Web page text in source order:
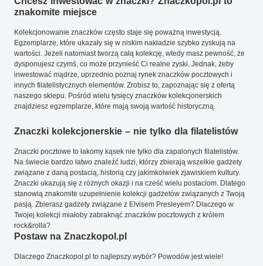
znakomite miejsce
Kolekcjonowanie znaczków często staje się poważną inwestycją.
Egzemplarze, które ukazały się w niskim nakładzie szybko zyskują na
wartości. Jeżeli natomiast tworzą całą kolekcję, wtedy masz pewność, że
dysponujesz czymś, co może przynieść Ci realne zyski. Jednak, żeby
inwestować mądrze, uprzednio poznaj rynek znaczków pocztowych i
innych filatelistycznych elementów. Zrobisz to, zapoznając się z ofertą
naszego sklepu. Pośród wielu tysięcy znaczków kolekcjonerskich
znajdziesz egzemplarze, które mają swoją wartość historyczną.
Znaczki kolekcjonerskie – nie tylko dla filatelistów
Znaczki pocztowe to łakomy kąsek nie tylko dla zapalonych filatelistów.
Na świecie bardzo łatwo znaleźć ludzi, którzy zbierają wszelkie gadżety
związane z daną postacią, historią czy jakimkolwiek zjawiskiem kultury.
Znaczki ukazują się z różnych okazji i na cześć wielu postaciom. Dlatego
stanowią znakomite uzupełnienie kolekcji gadżetów związanych z Twoją
pasją. Zbierasz gadżety związane z Elvisem Presleyem? Dlaczego w
Twojej kolekcji miałoby zabraknąć znaczków pocztowych z królem
rock&rolla?
Postaw na Znaczkopol.pl
Dlaczego Znaczkopol.pl to najlepszy wybór? Powodów jest wiele!